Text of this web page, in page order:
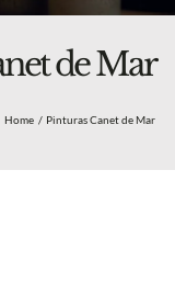
de Mar
Home Pinturas Canet de Mar